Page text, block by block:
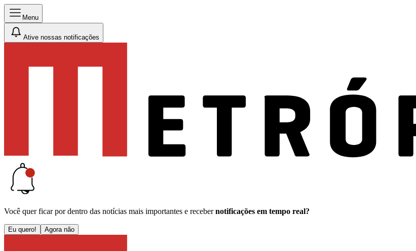
Menu
Ative nossas notificações
Você quer ficar por dentro das notícias mais importantes e receber notificações em tempo real?
Eu quero! Agora não